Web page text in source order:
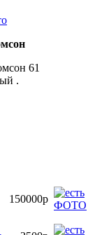
61
.
150000р